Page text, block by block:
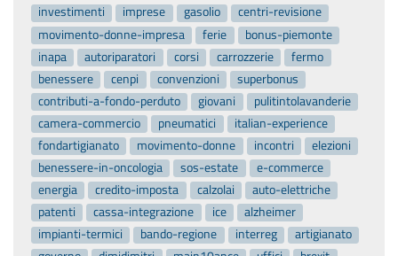
investimenti
imprese gasolio
centri-revisione
movimento-donne-impresa
ferie
bonus-piemonte
inapa
autoriparatori corsi carrozzerie
fermo
benessere
cenpi convenzioni
superbonus
contributi-a-fondo-perduto
giovani
pulitintolavanderie
camera-commercio
pneumatici
italian-experience
fondartigianato
movimento-donne incontri
elezioni
benessere-in-oncologia
sos-estate
e-commerce
energia
credito-imposta calzolai
auto-elettriche
patenti
cassa-integrazione ice
alzheimer
impianti-termici
bando-regione interreg
artigianato